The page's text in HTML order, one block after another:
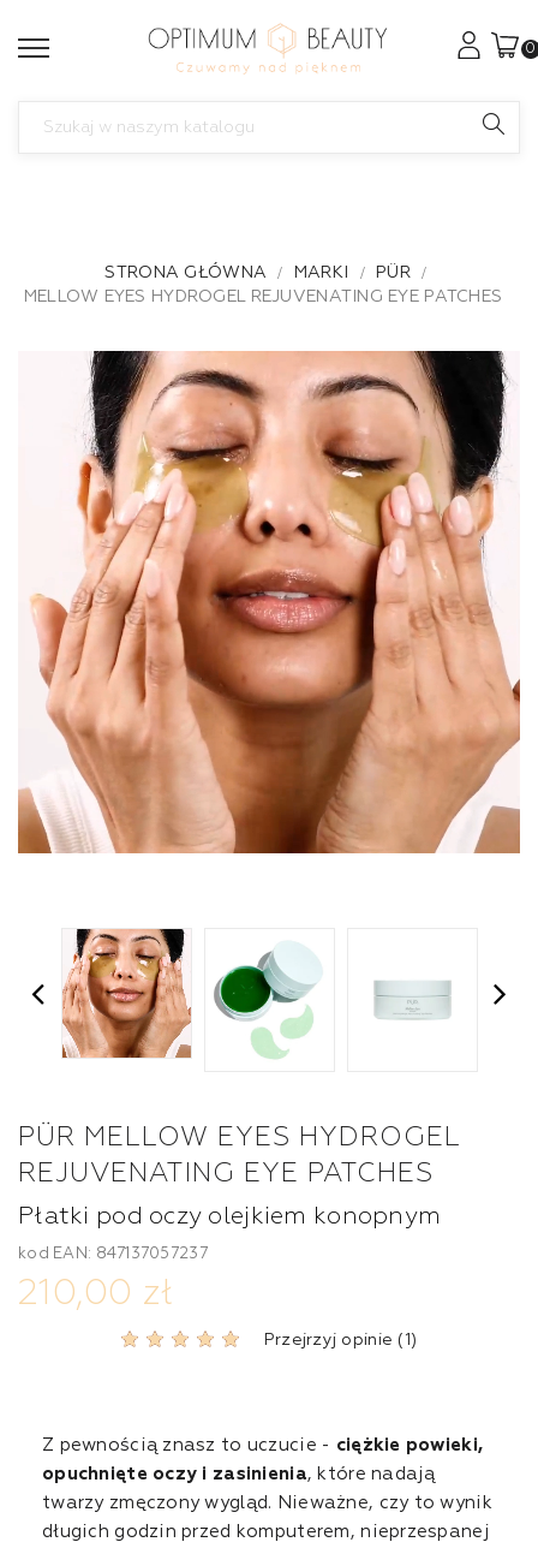
0
STRONA GŁÓWNA MARKI
PÜR
MELLOW EYES HYDROGEL REJUVENATING EYE PATCHES
PÜR MELLOW EYES HYDROGEL
REJUVENATING EYE PATCHES
Płatki pod oczy olejkiem konopnym
kod EAN: 847137057237
210,00 zł
Przejrzyj opinie (1)
Z pewnością znasz to uczucie - ciężkie powieki,
opuchnięte oczy i zasinienia, które nadają
twarzy zmęczony wygląd. Nieważne, czy to wynik
długich godzin przed komputerem, nieprzespanej